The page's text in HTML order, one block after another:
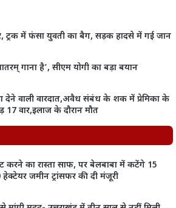
ट्रक में फंसा युवती का बैग, सड़क हादसे में गई जान
गाना है’, सीएम योगी का बड़ा बयान
देने वाली वारदात,अवैध संबंध के शक में प्रेमिका के
17 वार,इलाज के दौरान मौत
करने का रास्ता साफ, पर बेलबाबा में कटेंगे 15
जमीन ट्रांसफर की दी मंजूरी